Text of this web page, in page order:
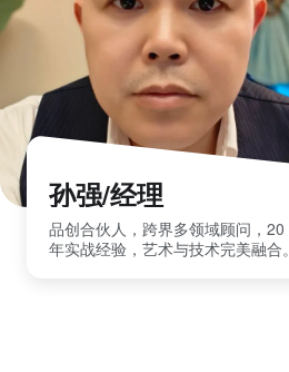
孙强/经理
品创合伙人，跨界多领域顾问，20
年实战经验，艺术与技术完美融合。